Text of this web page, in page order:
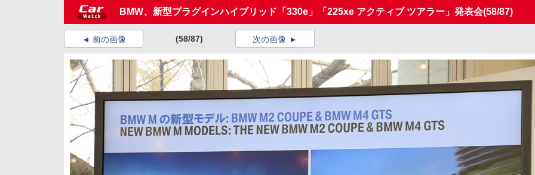
BMW、新型プラグインハイブリッド「330e」「225xe アクティブ ツアラー」発表会(58/87)
前の画像 (58/87) 次の画像